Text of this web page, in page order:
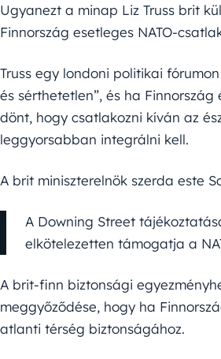
Ugyanezt a minap Liz Truss brit
Finnország esetleges NATO-
Truss egy londoni politikai
és sérthetetlen”, és ha
dönt, hogy csatlakozni kíván az
leggyorsabban integrálni kell.
A brit miniszterelnök szerda este
A Downing Street
elkötelezetten támogatja a
A brit-finn biztonsági
meggyőződése, hogy ha
atlanti térség biztonságához.